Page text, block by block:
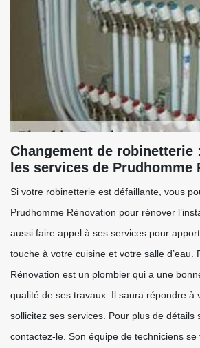
Changement de robinetterie
les services de Prudhomme
Si votre robinetterie est défaillante, vous
Prudhomme Rénovation pour rénover
aussi faire appel à ses services pour
touche à votre cuisine et votre salle d’eau.
Rénovation est un plombier qui a une
qualité de ses travaux. Il saura répondre à
sollicitez ses services. Pour plus de détails
contactez-le. Son équipe de techniciens